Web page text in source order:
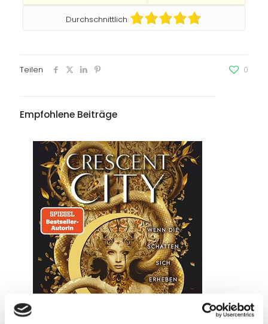
Durchschnittlich
Teilen 0
Empfohlene Beiträge